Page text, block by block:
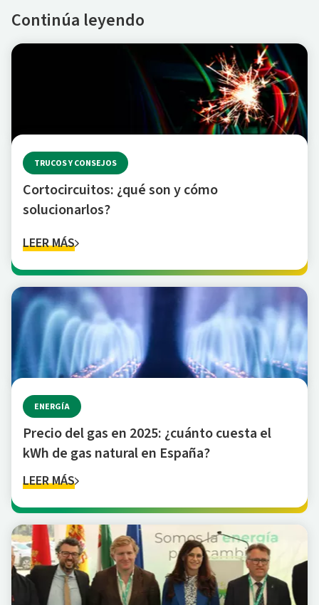
Continúa leyendo
TRUCOS Y CONSEJOS
Cortocircuitos: ¿qué son y cómo
solucionarlos?
LEER MÁS
ENERGÍA
Precio del gas en 2025: ¿cuánto cuesta el
kWh de gas natural en España?
LEER MÁS